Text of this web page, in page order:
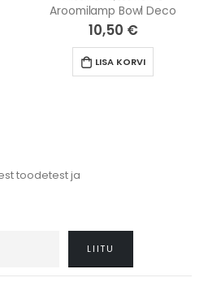
Aroomilamp Bowl Deco
10,50 €
LISA KORVI
toodetest ja